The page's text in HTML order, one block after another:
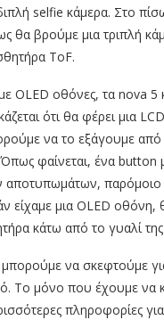
selfie κάμερα. Στο
θα βρούμε μια τριπλή
ToF.
OLED οθόνες, τα nova 5
ότι θα φέρει μια
να το εξάγουμε από
φαίνεται, ένα button
αποτυπωμάτων, παρόμοιο
είχαμε μια OLED οθόνη,
κάτω από το γυαλί
να σκεφτούμε
Το μόνο που έχουμε να
πληροφορίες